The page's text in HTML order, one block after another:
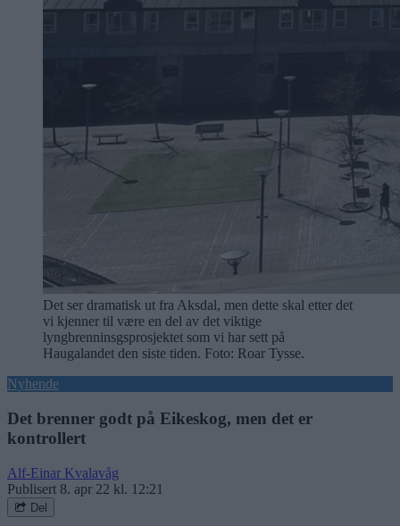
Det ser dramatisk ut fra Aksdal, men dette skal etter det
vi kjenner til være en del av det viktige
lyngbrenninsgsprosjektet som vi har sett på
Haugalandet den siste tiden. Foto: Roar Tysse.
Nyhende
Det brenner godt på Eikeskog, men det er
kontrollert
Alf-Einar Kvalavåg
Publisert 8. apr 22 kl. 12:21
Del